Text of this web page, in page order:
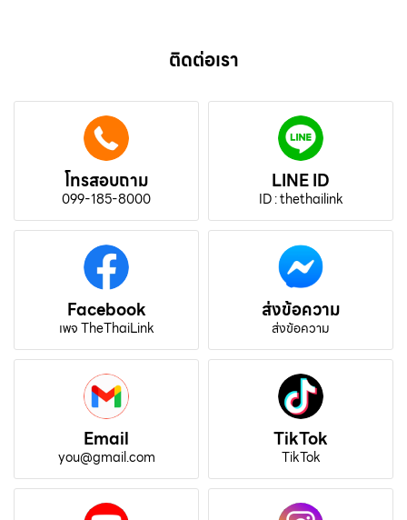
ติดต่อเรา
โทรสอบถาม
099-185-8000
LINE ID
ID : thethailink
Facebook
เพจ TheThaiLink
ส่งข้อความ
ส่งข้อความ
Email
you@gmail.com
TikTok
TikTok